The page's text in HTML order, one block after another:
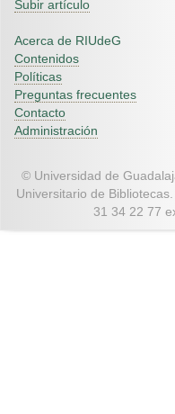
Subir artículo
Acerca de RIUdeG
Contenidos
Políticas
Preguntas frecuentes
Contacto
Administración
© Universidad de
Universitario de Bibliotecas.
31 34 22 77